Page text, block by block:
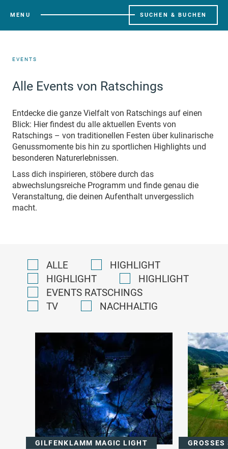
MENU SUCHEN & BUCHEN
EVENTS
Alle Events von Ratschings
Entdecke die ganze Vielfalt von Ratschings auf einen
Blick: Hier findest du alle aktuellen Events von
Ratschings – von traditionellen Festen über kulinarische
Genussmomente bis hin zu sportlichen Highlights und
besonderen Naturerlebnissen.
Lass dich inspirieren, stöbere durch das
abwechslungsreiche Programm und finde genau die
Veranstaltung, die deinen Aufenthalt unvergesslich
macht.
ALLE
HIGHLIGHT
HIGHLIGHT
HIGHLIGHT
EVENTS RATSCHINGS
TV
NACHHALTIG
GILFENKLAMM MAGIC LIGHT
GROSSES